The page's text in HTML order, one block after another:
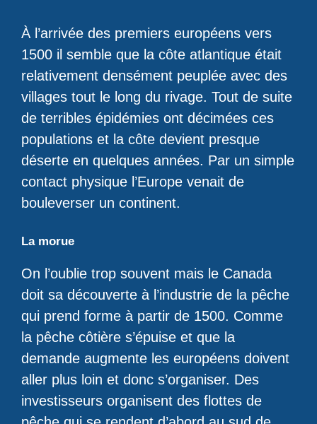
À l’arrivée des premiers européens vers
1500 il semble que la côte atlantique était
relativement densément peuplée avec des
villages tout le long du rivage. Tout de suite
de terribles épidémies ont décimées ces
populations et la côte devient presque
déserte en quelques années. Par un simple
contact physique l’Europe venait de
bouleverser un continent.
La morue
On l’oublie trop souvent mais le Canada
doit sa découverte à l’industrie de la pêche
qui prend forme à partir de 1500. Comme
la pêche côtière s’épuise et que la
demande augmente les européens doivent
aller plus loin et donc s’organiser. Des
investisseurs organisent des flottes de